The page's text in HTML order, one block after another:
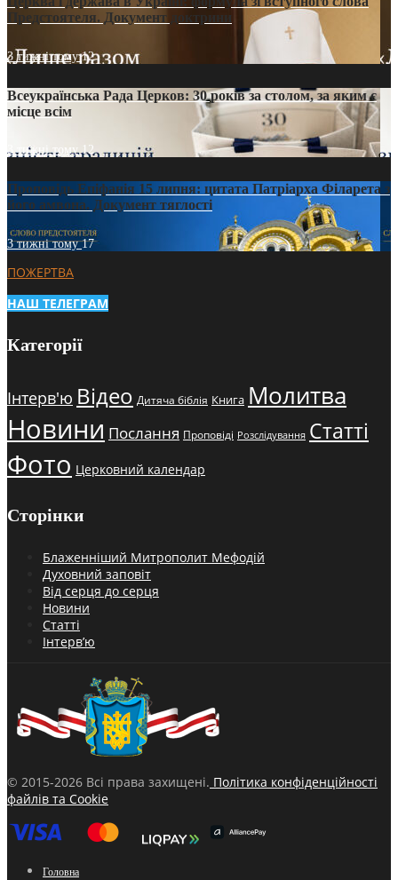
Предстоятеля. Документ доктрини
3 тижні тому12
Всеукраїнська Рада Церков: 30 років за столом, за яким є
місце всім
3 тижні тому12
Проповідь Епіфанія 15 липня: цитата Патріарха Філарета з
його амвона. Документ тяглості
3 тижні тому17
ПОЖЕРТВА
НАШ ТЕЛЕГРАМ
Категорії
Інтерв'ю Відео Дитяча біблія Книга Молитва
Новини Послання Проповіді Розслідування Статті
Фото Церковний календар
Сторінки
Блаженніший Митрополит Мефодій
Духовний заповіт
Від серця до серця
Новини
Статті
Інтерв’ю
© 2015-2026 Всі права захищені. Політика конфіденційності
файлів та Cookie
Головна